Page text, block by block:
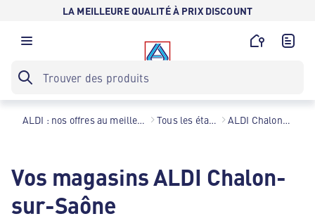
LA MEILLEURE QUALITÉ À PRIX DISCOUNT
ALDI : nos offres au meilleur prix toute l’année ! Tous les établissements ALDI Chalon-sur-Saône
Vos magasins ALDI Chalon-
sur-Saône